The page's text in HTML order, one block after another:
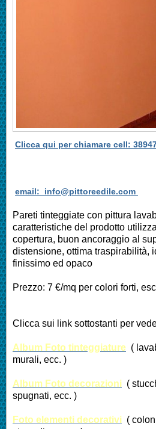
Clicca qui per chiamare cell:
email: info@pittoreedile.com
Pareti tinteggiate con pittura
caratteristiche del prodotto
copertura, buon ancoraggio al
distensione, ottima traspirabilità,
finissimo ed opaco
Prezzo: 7 €/mq per colori forti,
Clicca sui link sottostanti per
Album Foto tinteggiature (
murali, ecc. )
Album Foto decorazioni (
spugnati, ecc. )
Foto elementi decorativi (